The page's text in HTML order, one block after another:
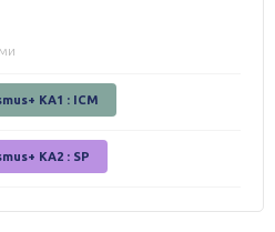
KA1 : ICM
КА2 : SP